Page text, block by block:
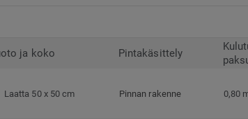
ja koko Pintakäsittely
Laatta 50 x 50 cm Pinnan rakenne 0,80